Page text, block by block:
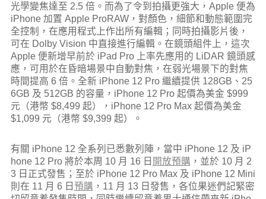
光學變焦達至 2.5 倍。而為了令到拍攝更強大，Apple 便為
iPhone 加置 Apple ProRAW，對顏色，細節和動態範圍完
全控制，在應用程式上作出所有編輯；同時拍攝影片後，
可在 Dolby Vision 中直接進行編輯。在鏡頭組件上，這次
Apple 便新增早前於 iPad Pro 上率先應用的 LiDAR 鏡頭感
應，可用於在昏暗場景中自動對焦，在弱光場景下的對焦
時間提高 6 倍。全新 iPhone 12 Pro 繼續提供 128GB、25
6GB 及 512GB 的容量，iPhone 12 Pro 起價為美金 $999
元（港幣 $8,499 起），iPhone 12 Pro Max 起價為美金
$1,099 元（港幣 $9,399 起）。
有關 iPhone 12 全系列已悉數列陣，當中 iPhone 12 及 iP
hone 12 Pro 將於本周 10 月 16 日 開放預購 ，並於 10 月 2
3 日正式發售；至於 iPhone 12 Pro Max 及 iPhone 12 Mini
則在 11 月 6 日 預購 ，11 月 13 日發售，各位果迷們記緊密